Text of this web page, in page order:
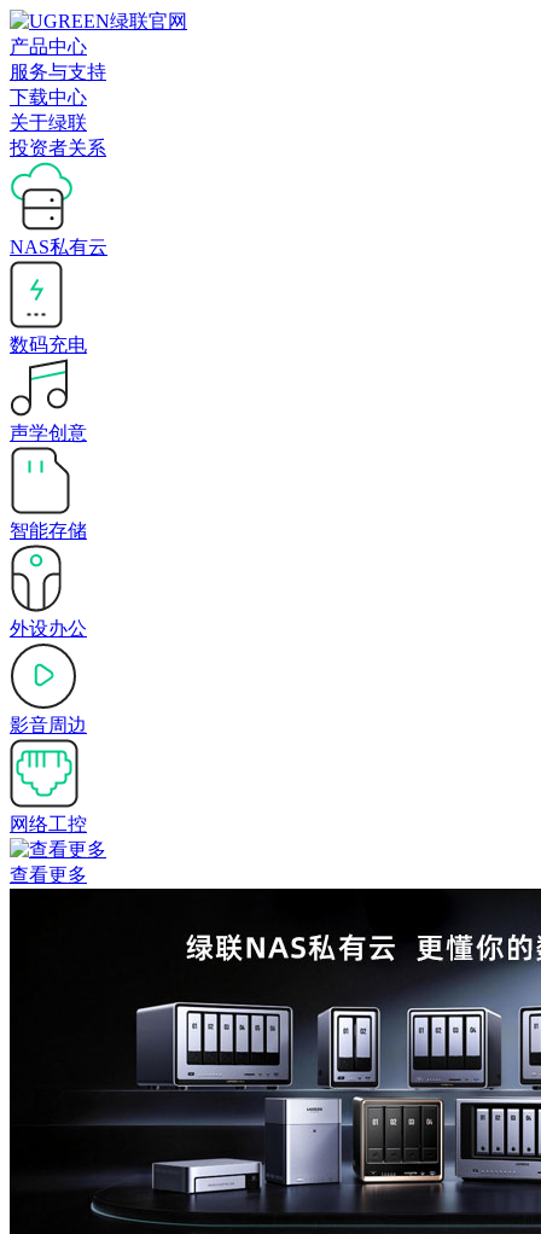
产品中心
服务与支持
下载中心
关于绿联
投资者关系
NAS私有云
数码充电
声学创意
智能存储
外设办公
影音周边
网络工控
查看更多